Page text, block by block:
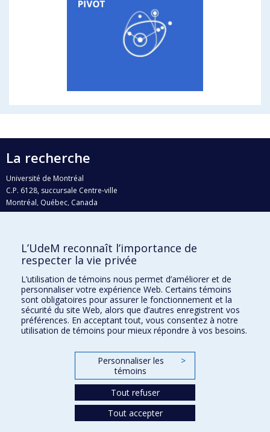
La recherche
Université de Montréal
C.P. 6128, succursale Centre-ville
Montréal, Québec, Canada
H3C 3J7
Qui fait quoi?
Nous trouver
Plan du site
Accessibilité
L’UdeM reconnaît l’importance de
respecter la vie privée
L’utilisation de témoins nous permet d’améliorer et de
personnaliser votre expérience Web. Certains témoins
sont obligatoires pour assurer le fonctionnement et la
sécurité du site Web, alors que d’autres enregistrent vos
préférences. En acceptant tout, vous consentez à notre
utilisation de témoins pour mieux répondre à vos besoins.
Personnaliser les
témoins
>
Tout refuser
Tout accepter